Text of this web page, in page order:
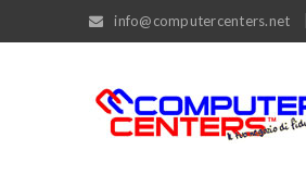
info@computercenters.net